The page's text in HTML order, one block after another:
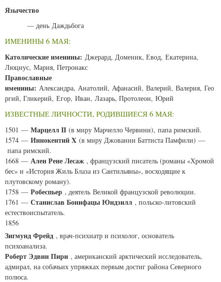
Язычество
— день Даждьбога
ИМЕНИНЫ 6 МАЯ:
Католические именины: Джерард, Доменик, Евод, Екатерина,
Люциус, Мария, Петронакс
Православные
именины: Александра, Анатолий, Афанасий, Валерий, Валерия, Гео
ргий, Гликерий, Егор, Иван, Лазарь, Протолеон, Юрий
ИЗВЕСТНЫЕ ЛИЧНОСТИ, РОДИВШИЕСЯ 6 МАЯ:
1501 — Марцелл II (в миру Марчелло Червини), папа римский.
1574 — Иннокентий X (в миру Джованни Баттиста Памфили) —
папа римский.
1668 — Ален Рене Лесаж , французский писатель (романы «Хромой
бес» и «История Жиль Блаза из Сантильяны», восходящие к
плутовскому роману).
1758 — Робеспьер , деятель Великой французской революции.
1761 — Станислав Бонифацы Юндзилл , польско-литовский
естествоиспытатель.
1856
Зигмунд Фрейд , врач-психиатр и психолог, основатель
психоанализа.
Роберт Эдвин Пири , американский арктический исследователь,
адмирал, на собачьих упряжках первым достиг района Северного
полюса.